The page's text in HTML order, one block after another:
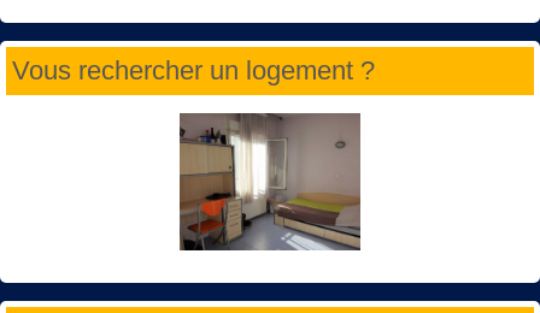
Vous rechercher un logement ?